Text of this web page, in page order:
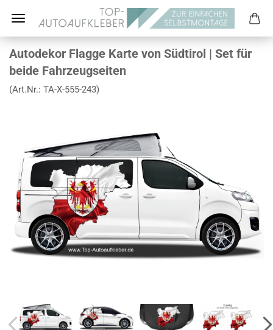
Autodekor Flagge Karte von Südtirol | Set für
beide Fahrzeugseiten
(Art.Nr.: TA-X-555-243)